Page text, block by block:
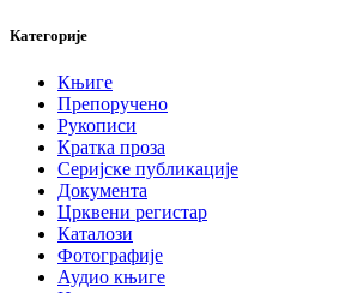
Категорије
Књиге
Препоручено
Рукописи
Кратка проза
Серијске публикације
Документа
Црквени регистар
Каталози
Фотографије
Аудио књиге